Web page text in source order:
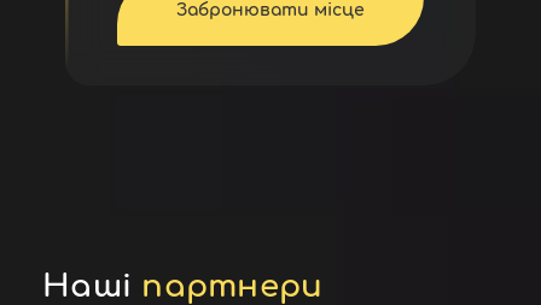
Забронювати місце
Наші партнери